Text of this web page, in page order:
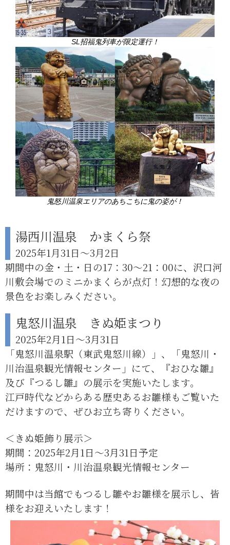
SL招福鬼列車が限定運行！
鬼怒川温泉エリアのあちこちに鬼の姿が！
湯西川温泉 かまくら祭
2025年1月31日～3月2日
期間中の金・土・日の17：30～21：00に、沢口河
川敷会場でのミニかまくらが点灯！幻想的な夜の
景色をお楽しみください。
鬼怒川温泉 きぬ姫まつり
2025年2月1日～3月31日
「鬼怒川温泉駅（東武鬼怒川線）」、「鬼怒川・
川治温泉観光情報センター」にて、『おひな雛』
及び『つるし雛』の展示を実施いたします。
江戸時代などからある歴史あるお雛様もご覧いた
だけますので、ぜひお立ち寄りください。
＜きぬ姫飾り展示＞
期間：2025年2月1日～3月31日予定
場所：鬼怒川・川治温泉観光情報センター
期間中は当館でもつるし雛やお雛様を展示し、皆
様をお迎えいたします！